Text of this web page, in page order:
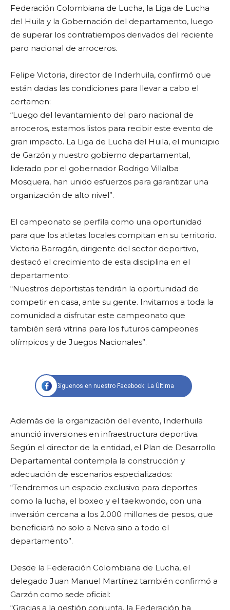
Federación Colombiana de Lucha, la Liga de Lucha
del Huila y la Gobernación del departamento, luego
de superar los contratiempos derivados del reciente
paro nacional de arroceros.
Felipe Victoria, director de Inderhuila, confirmó que
están dadas las condiciones para llevar a cabo el
certamen:
“Luego del levantamiento del paro nacional de
arroceros, estamos listos para recibir este evento de
gran impacto. La Liga de Lucha del Huila, el municipio
de Garzón y nuestro gobierno departamental,
liderado por el gobernador Rodrigo Villalba
Mosquera, han unido esfuerzos para garantizar una
organización de alto nivel”.
El campeonato se perfila como una oportunidad
para que los atletas locales compitan en su territorio.
Victoria Barragán, dirigente del sector deportivo,
destacó el crecimiento de esta disciplina en el
departamento:
“Nuestros deportistas tendrán la oportunidad de
competir en casa, ante su gente. Invitamos a toda la
comunidad a disfrutar este campeonato que
también será vitrina para los futuros campeones
olímpicos y de Juegos Nacionales”.
Síguenos en nuestro Facebook: La Última
Además de la organización del evento, Inderhuila
anunció inversiones en infraestructura deportiva.
Según el director de la entidad, el Plan de Desarrollo
Departamental contempla la construcción y
adecuación de escenarios especializados:
“Tendremos un espacio exclusivo para deportes
como la lucha, el boxeo y el taekwondo, con una
inversión cercana a los 2.000 millones de pesos, que
beneficiará no solo a Neiva sino a todo el
departamento”.
Desde la Federación Colombiana de Lucha, el
delegado Juan Manuel Martínez también confirmó a
Garzón como sede oficial:
“Gracias a la gestión conjunta, la Federación ha